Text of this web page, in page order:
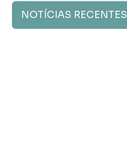
NOTÍCIAS RECENTES